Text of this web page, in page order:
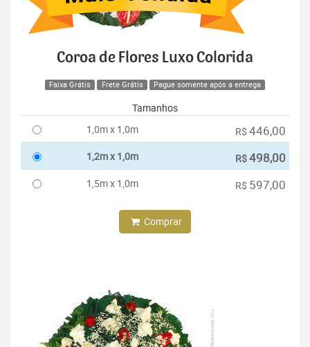
Coroa de Flores Luxo Colorida
Faixa Grátis Frete Grátis Pague somente após a entrega
Tamanhos
1,0m x 1,0m
R$ 446,00
1,2m x 1,0m R$498,00
1,5m x 1,0m R$ 597,00
Comprar